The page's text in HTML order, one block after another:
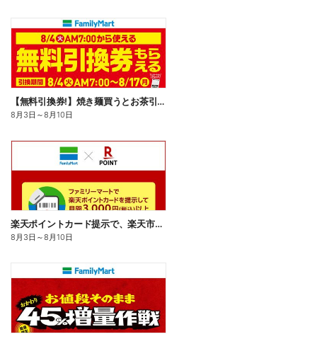
【無料引換券!】焼き麺買うとお茶引換券貰える!
8月3日 ～8月10日
楽天ポイントカード提示で、楽天市場でのお買い物がおトクに!
8月3日 ～8月10日